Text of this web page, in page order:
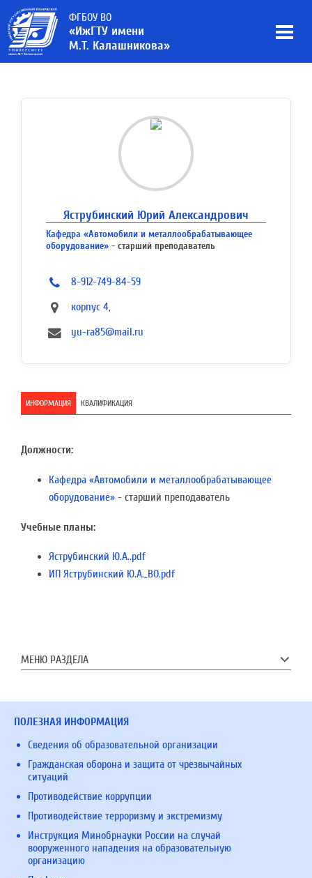
ФГБОУ ВО
«ИжГТУ имени
М.Т. Калашникова»
Яструбинский Юрий Александрович
Кафедра «Автомобили и металлообрабатывающее
оборудование» - старший преподаватель
8-912-749-84-59
корпус 4,
yu-ra85@mail.ru
ИНФОРМАЦИЯ КВАЛИФИКАЦИЯ
Должности:
Кафедра «Автомобили и металлообрабатывающее
оборудование» - старший преподаватель
Учебные планы:
Яструбинский Ю.А..pdf
ИП Яструбинский Ю.А._ВО.pdf
МЕНЮ РАЗДЕЛА
ПОЛЕЗНАЯ ИНФОРМАЦИЯ
Сведения об образовательной организации
Гражданская оборона и защита от чрезвычайных
ситуаций
Противодействие коррупции
Противодействие терроризму и экстремизму
Инструкция Минобрнауки России на случай
вооруженного нападения на образовательную
организацию